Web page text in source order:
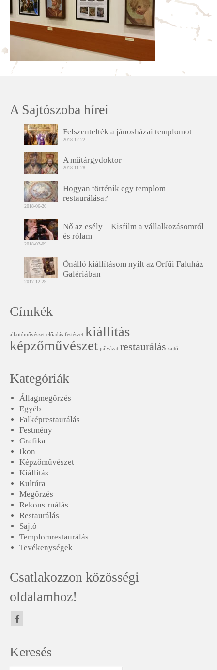
A Sajtószoba hírei
Felszentelték a jánosházai templomot
2018-12-22
A műtárgydoktor
2018-11-28
Hogyan történik egy templom
restaurálása?
2018-06-20
Nő az esély – Kisfilm a vállalkozásomról
és rólam
2018-02-09
Önálló kiállításom nyílt az Orfűi Faluház
Galériában
2017-12-29
Címkék
alkotóművészet előadás festészet kiállítás
képzőművészet pályázat restaurálás sajtó
Kategóriák
Állagmegőrzés
Egyéb
Falképrestaurálás
Festmény
Grafika
Ikon
Képzőművészet
Kiállítás
Kultúra
Megőrzés
Rekonstruálás
Restaurálás
Sajtó
Templomrestaurálás
Tevékenységek
Csatlakozzon közösségi
oldalamhoz!
Keresés